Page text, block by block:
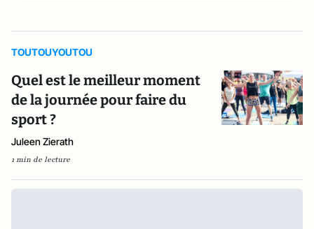
TOUTOUYOUTOU
Quel est le meilleur moment
de la journée pour faire du
sport ?
Juleen Zierath
1 min de lecture